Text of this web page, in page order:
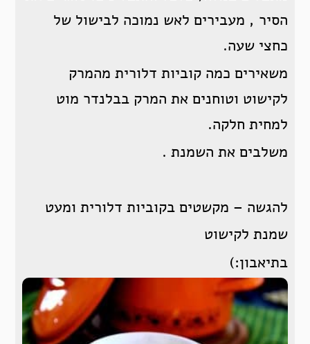
הסיר , מעבירים לאש נמוכה לבישול של
כחצי שעה.
משאירים כמה קוביות דלורית מהמרק
לקישוט וטוחנים את המרק בבלנדר מוט
למחית חלקה.
משלבים את השמנת .
להגשה – מקשטים בקוביות דלורית ומעט
שמנת לקישוט
בתיאבון:)